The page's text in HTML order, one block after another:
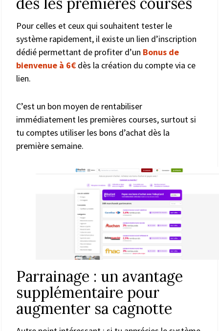
Pour celles et ceux qui souhaitent tester le
système rapidement, il existe un lien d’inscription
dédié permettant de profiter d’un Bonus de
bienvenue à 6€ dès la création du compte via ce
lien.
C’est un bon moyen de rentabiliser
immédiatement les premières courses, surtout si
tu comptes utiliser les bons d’achat dès la
première semaine.
Parrainage : un avantage
supplémentaire pour
augmenter sa cagnotte